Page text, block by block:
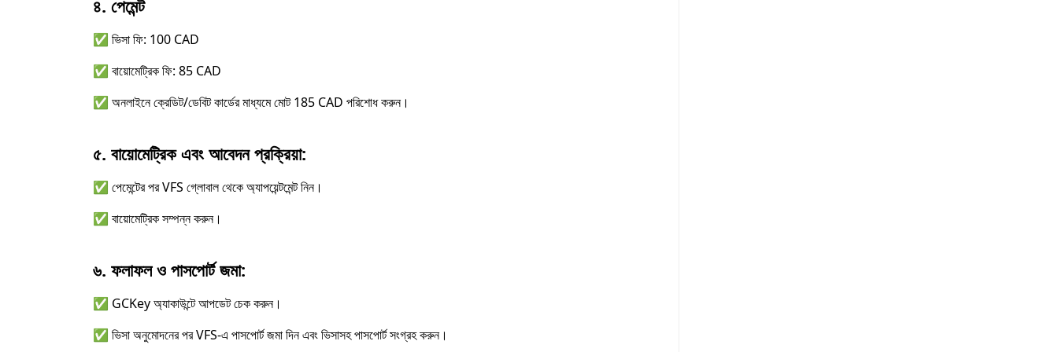
৪. পেমেন্ট
✅ ভিসা ফি: 100 CAD
✅ বায়োমেট্রিক ফি: 85 CAD
✅ অনলাইনে ক্রেডিট/ডেবিট কার্ডের মাধ্যমে মোট 185 CAD পরিশোধ করুন।
৫. বায়োমেট্রিক এবং আবেদন প্রক্রিয়া:
✅ পেমেন্টের পর VFS গ্লোবাল থেকে অ্যাপয়েন্টমেন্ট নিন।
✅ বায়োমেট্রিক সম্পন্ন করুন।
৬. ফলাফল ও পাসপোর্ট জমা:
✅ GCKey অ্যাকাউন্টে আপডেট চেক করুন।
✅ ভিসা অনুমোদনের পর VFS-এ পাসপোর্ট জমা দিন এবং ভিসাসহ পাসপোর্ট সংগ্রহ করুন।